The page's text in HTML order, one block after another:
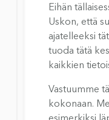
Eihän
Uskon, että
ajatelleeksi
tuoda tätä
kaikkien
Vastuumme
kokonaan.
esimerkiksi